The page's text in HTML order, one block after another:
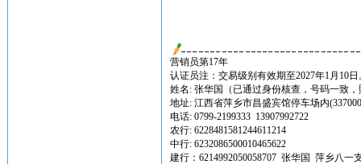
营销员第17年
认证员注：交易级别有效期至2027年1月10日
姓名: 张华国（已通过身份核查，号码一致
地址: 江西省萍乡市昌盛宾馆停车场内
电话: 0799-2199333 13907992722
农行: 6228481581244611214
中行: 6232086500010465622
建行：6214992050058707 张华国 萍乡八一